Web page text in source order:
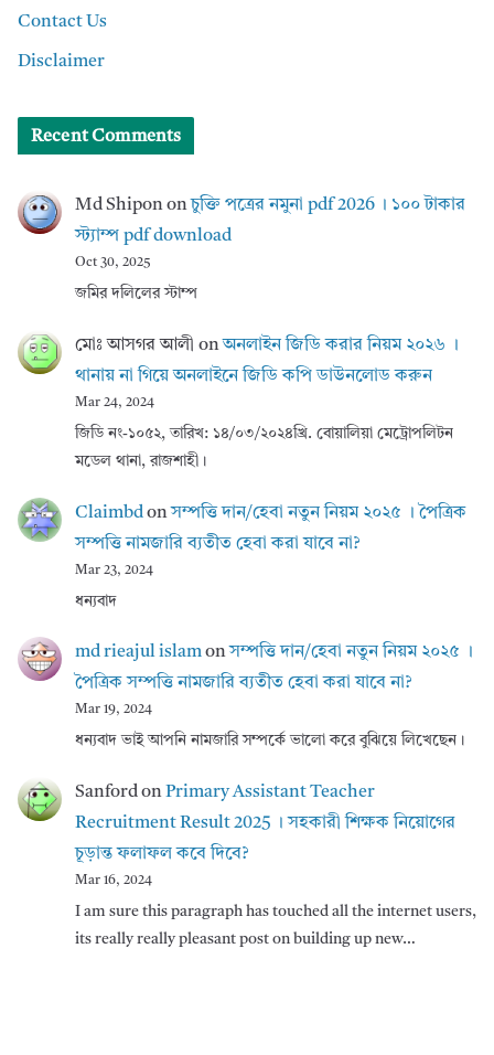
Contact Us
Disclaimer
Recent Comments
Md Shipononচুক্তি পত্রের নমুনা pdf 2026 । ১০০ টাকার
স্ট্যাম্প pdf download
Oct 30, 2025
জমির দলিলের স্টাম্প
মোঃ আসগর আলী onঅনলাইন জিডি করার নিয়ম ২০২৬ ।
থানায় না গিয়ে অনলাইনে জিডি কপি ডাউনলোড করুন
Mar 24, 2024
জিডি নং-১০৫২, তারিখ: ১৪/০৩/২০২৪খ্রি. বোয়ালিয়া মেট্রোপলিটন
মডেল থানা, রাজশাহী।
Claimbdonসম্পত্তি দান/হেবা নতুন নিয়ম ২০২৫ । পৈত্রিক
সম্পত্তি নামজারি ব্যতীত হেবা করা যাবে না?
Mar 23, 2024
ধন্যবাদ
md rieajul islamonসম্পত্তি দান/হেবা নতুন নিয়ম ২০২৫ ।
পৈত্রিক সম্পত্তি নামজারি ব্যতীত হেবা করা যাবে না?
Mar 19, 2024
ধন্যবাদ ভাই আপনি নামজারি সম্পর্কে ভালো করে বুঝিয়ে লিখেছেন।
SanfordonPrimary Assistant Teacher
Recruitment Result 2025 । সহকারী শিক্ষক নিয়োগের
চূড়ান্ত ফলাফল কবে দিবে?
Mar 16, 2024
I am sure this paragraph has touched all the internet users,
its really really pleasant post on building up new…